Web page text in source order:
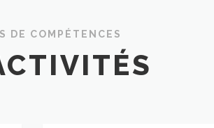
DE COMPÉTENCES